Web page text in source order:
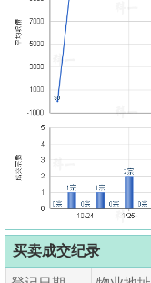
买卖成交纪录